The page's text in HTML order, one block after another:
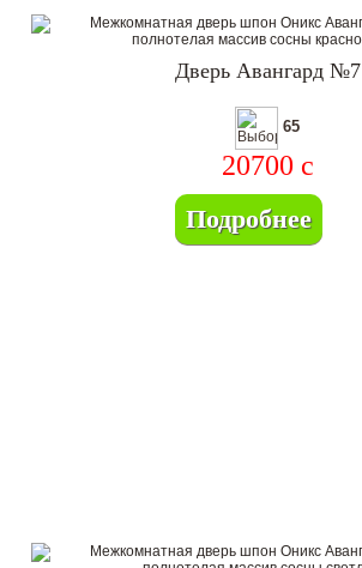
Дверь Авангард №7
65
20700 c
Подробнее